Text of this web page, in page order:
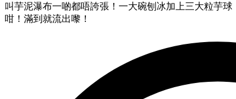
叫芋泥瀑布一啲都唔誇張！一大碗刨冰加上三大粒芋
咁！滿到就流出嚟！